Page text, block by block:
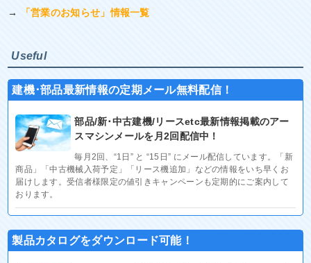
→ 「営業のお知らせ」情報一覧
Useful
建機･部品最新情報の定期メール無料配信！
部品/新･中古建機/リースetc最新情報掲載のアー
スマシンメールを月2回配信中！
毎月2回、“1日” と “15日” にメール配信しています。「新
商品」「中古機械入荷予定」「リース機追加」などの情報をいち早くお
届けします。受信者様限定の値引きキャンペーンも定期的にご案内して
おります。
製品カタログをダウンロード可能！